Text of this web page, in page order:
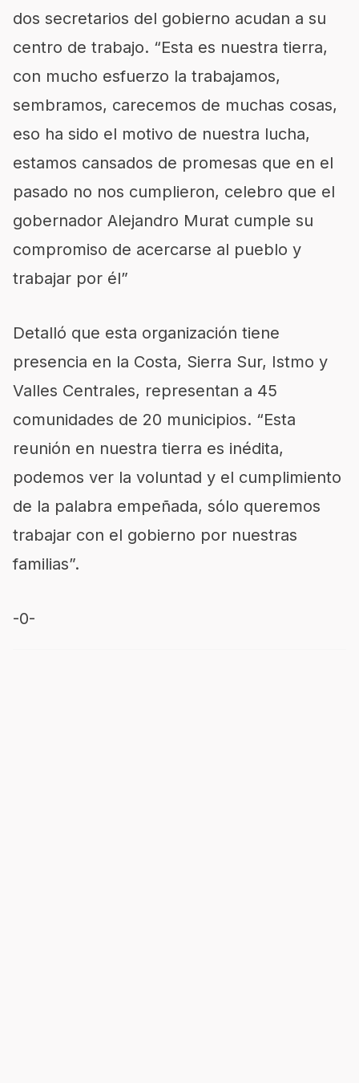
dos secretarios del gobierno acudan a su
centro de trabajo. “Esta es nuestra tierra,
con mucho esfuerzo la trabajamos,
sembramos, carecemos de muchas cosas,
eso ha sido el motivo de nuestra lucha,
estamos cansados de promesas que en el
pasado no nos cumplieron, celebro que el
gobernador Alejandro Murat cumple su
compromiso de acercarse al pueblo y
trabajar por él”
Detalló que esta organización tiene
presencia en la Costa, Sierra Sur, Istmo y
Valles Centrales, representan a 45
comunidades de 20 municipios. “Esta
reunión en nuestra tierra es inédita,
podemos ver la voluntad y el cumplimiento
de la palabra empeñada, sólo queremos
trabajar con el gobierno por nuestras
familias”.
-0-